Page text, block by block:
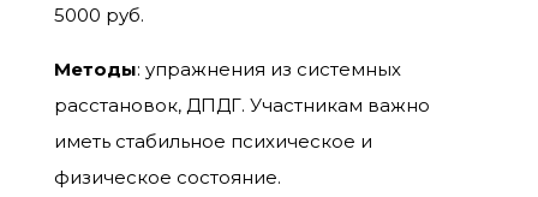
5000 руб.
Методы: упражнения из системных
расстановок, ДПДГ. Участникам важно
иметь стабильное психическое и
физическое состояние.